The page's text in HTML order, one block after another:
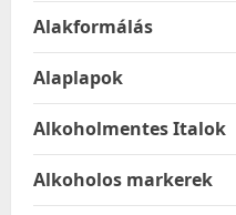
Alakformálás
Alaplapok
Alkoholmentes Italok
Alkoholos markerek